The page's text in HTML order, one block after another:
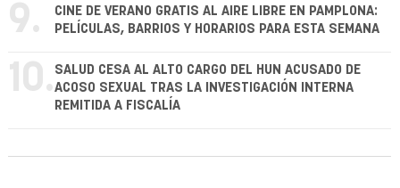
9.
CINE DE VERANO GRATIS AL AIRE LIBRE EN PAMPLONA:
PELÍCULAS, BARRIOS Y HORARIOS PARA ESTA SEMANA
10. SALUD CESA AL ALTO CARGO DEL HUN ACUSADO DE
ACOSO SEXUAL TRAS LA INVESTIGACIÓN INTERNA
REMITIDA A FISCALÍA